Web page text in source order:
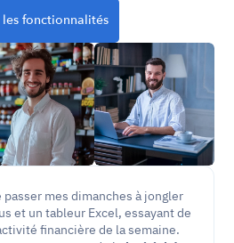
les fonctionnalités
mes dimanches à jongler
et un tableur Excel, essayant de
financière de la semaine.